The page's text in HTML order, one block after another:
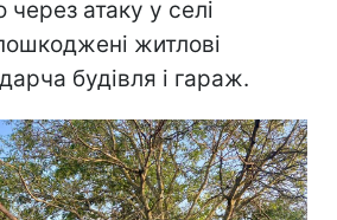
через атаку у селі
житлові
будівля і гараж.